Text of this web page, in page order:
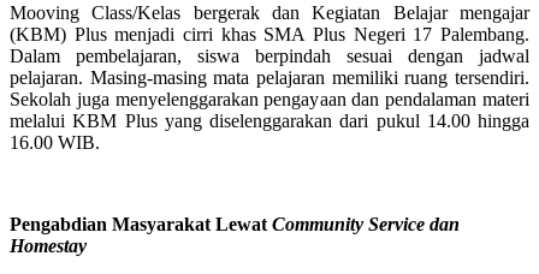
Mooving Class/Kelas bergerak dan Kegiatan Belajar mengajar
(KBM) Plus menjadi cirri khas SMA Plus Negeri 17 Palembang.
Dalam pembelajaran, siswa berpindah sesuai dengan jadwal
pelajaran. Masing-masing mata pelajaran memiliki ruang tersendiri.
Sekolah juga menyelenggarakan pengayaan dan pendalaman materi
melalui KBM Plus yang diselenggarakan dari pukul 14.00 hingga
16.00 WIB.
Pengabdian Masyarakat Lewat Community Service dan
Homestay